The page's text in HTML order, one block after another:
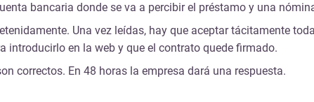
bancaria donde se va a percibir el préstamo y una
Una vez leídas, hay que aceptar tácitamente
introducirlo en la web y que el contrato quede firmado.
correctos. En 48 horas la empresa dará una respuesta.